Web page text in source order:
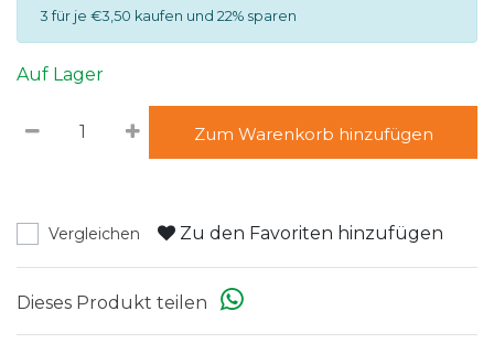
3 für je €3,50 kaufen und 22% sparen
Auf Lager
Zum Warenkorb hinzufügen
Vergleichen Zu den Favoriten hinzufügen
Dieses Produkt teilen